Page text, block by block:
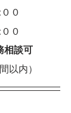
０
０
相談可
以内）